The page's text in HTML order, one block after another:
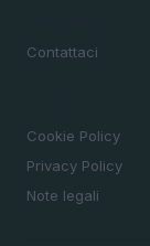
Contattaci
Cookie Policy
Privacy Policy
Note legali